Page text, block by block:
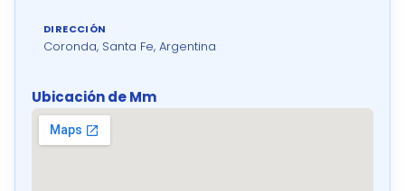
DIRECCIÓN
Coronda, Santa Fe, Argentina
Ubicación de Mm